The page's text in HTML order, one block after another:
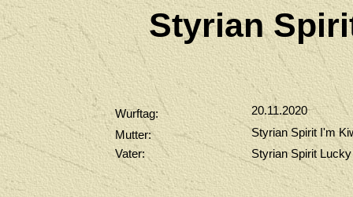
Styrian
Wurftag:
20.11.2020
Mutter:
Styrian Spirit I'm
Vater:
Styrian Spirit